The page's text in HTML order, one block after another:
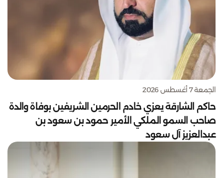
الجمعة 7 أغسطس 2026
حاكم الشارقة يعزي خادم الحرمين الشريفين بوفاة والدة
صاحب السمو الملكي الأمير حمود بن سعود بن
عبدالعزيز آل سعود